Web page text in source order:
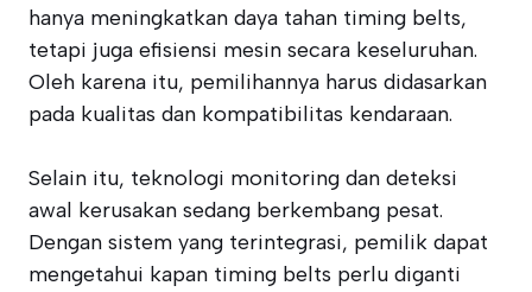
hanya meningkatkan daya tahan timing belts,
tetapi juga efisiensi mesin secara keseluruhan.
Oleh karena itu, pemilihannya harus didasarkan
pada kualitas dan kompatibilitas kendaraan.
Selain itu, teknologi monitoring dan deteksi
awal kerusakan sedang berkembang pesat.
Dengan sistem yang terintegrasi, pemilik dapat
mengetahui kapan timing belts perlu diganti